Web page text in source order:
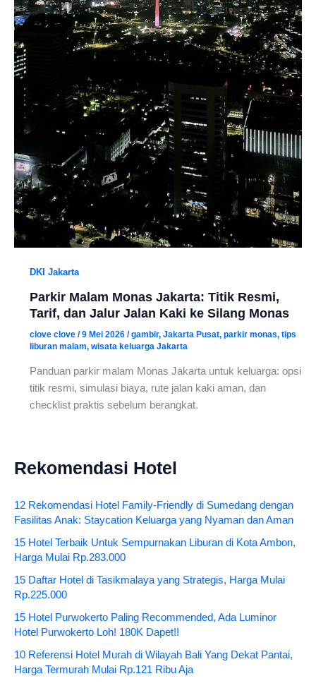
DKI Jakarta
Parkir Malam Monas Jakarta: Titik Resmi,
Tarif, dan Jalur Jalan Kaki ke Silang Monas
clove clove /9 Mei 2026 /gambir, Jakarta Pusat, parkir monas, tips
liburan malam, wisata keluarga Jakarta
Panduan parkir malam Monas Jakarta untuk keluarga: opsi
titik resmi, simulasi biaya, rute jalan kaki aman, dan
checklist praktis sebelum berangkat.
Rekomendasi Hotel
12 Rekomendasi Hotel Family-Friendly di Sumedang dengan
Fasilitas Anak: Staycation Keluarga yang Nyaman dan Aman
15 Hotel Terbaik Untuk Sempurnakan Liburan di Kota Ambon,
Harga Mulai Rp.283.000
15 Daftar Hotel di Tasikmalaya yang Strategis, Harga Mulai
Rp.225.000
15 Hotel Purwokerto Paling Recommended, Ada Luminor
Hotel Purwokerto Loh! 180K Dapet!!
10 Referensi Hotel Murah di Wilayah Bali Yang Dekat Pantai,
Harga Termurah Mulai Rp.121 Ribu Aja